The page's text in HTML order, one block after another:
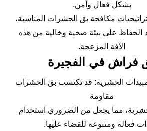
بشكل فعال وآمن.
مكافحة بق الحشرات المناسبة،
الحفاظ على بيئة صحية وخالية من هذه
الآفة المزعجة.
فراش في الفجيرة
الحشرية: قد تكتسب بق الحشرات
مقاومة
مما يجعل من الضروري استخدام
فعالة ومتنوعة للقضاء عليها.